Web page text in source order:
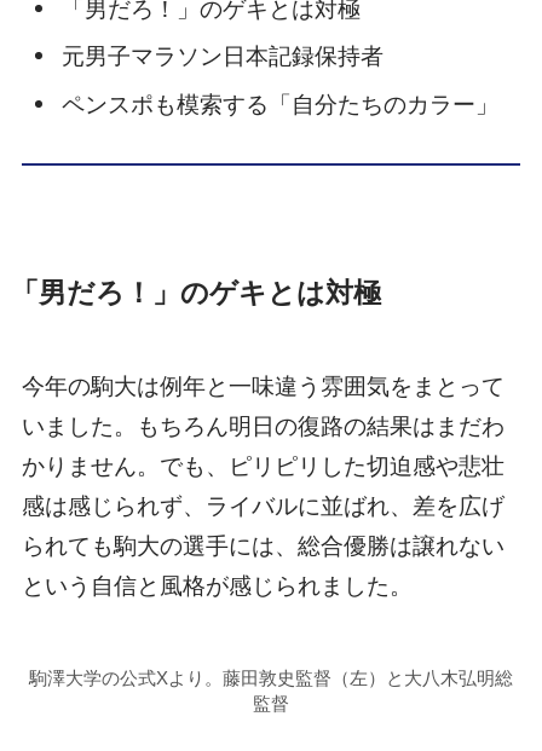
「男だろ！」のゲキとは対極
元男子マラソン日本記録保持者
ペンスポも模索する「自分たちのカラー」
「男だろ！」のゲキとは対極
今年の駒大は例年と一味違う雰囲気をまとって
いました。もちろん明日の復路の結果はまだわ
かりません。でも、ピリピリした切迫感や悲壮
感は感じられず、ライバルに並ばれ、差を広げ
られても駒大の選手には、総合優勝は譲れない
という自信と風格が感じられました。
駒澤大学の公式Xより。藤田敦史監督（左）と大八木弘明総
監督